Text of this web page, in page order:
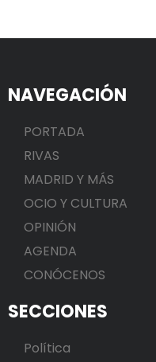
NAVEGACIÓN
PORTADA
RIVAS
MADRID Y MÁS
OCIO Y CULTURA
OPINIÓN
AGENDA
CONÓCENOS
SECCIONES
Política